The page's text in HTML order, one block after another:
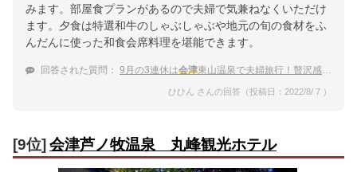
みます。部屋食プランがあるので夫婦で気兼ねなくいただけ
ます。夕食は特選和牛のしゃぶしゃぶや地元の旬の食材をふ
んだんに使った和食会席料理を堪能できます。
回答された質問： 9月の3連休は会津東山温泉で夫婦旅行！贅沢感を味わうならどの温泉宿？
ひひん さんの回答（投稿日：2022/8/ 7 ）
[9位]会津芦ノ牧温泉 丸峰観光ホテル